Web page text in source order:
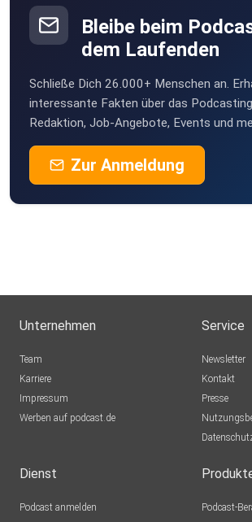
Bleibe beim
dem Laufenden
Schließe Dich 26.000+ Menschen an.
interessante Fakten über das
Redaktion, Job-Angebote, Events und
Zur Anmeldung
Unternehmen
Team
Karriere
Impressum
Werben auf podcast.de
Service
Newsletter
Kontakt
Presse
Dienst
Podcast anmelden
Podcast-